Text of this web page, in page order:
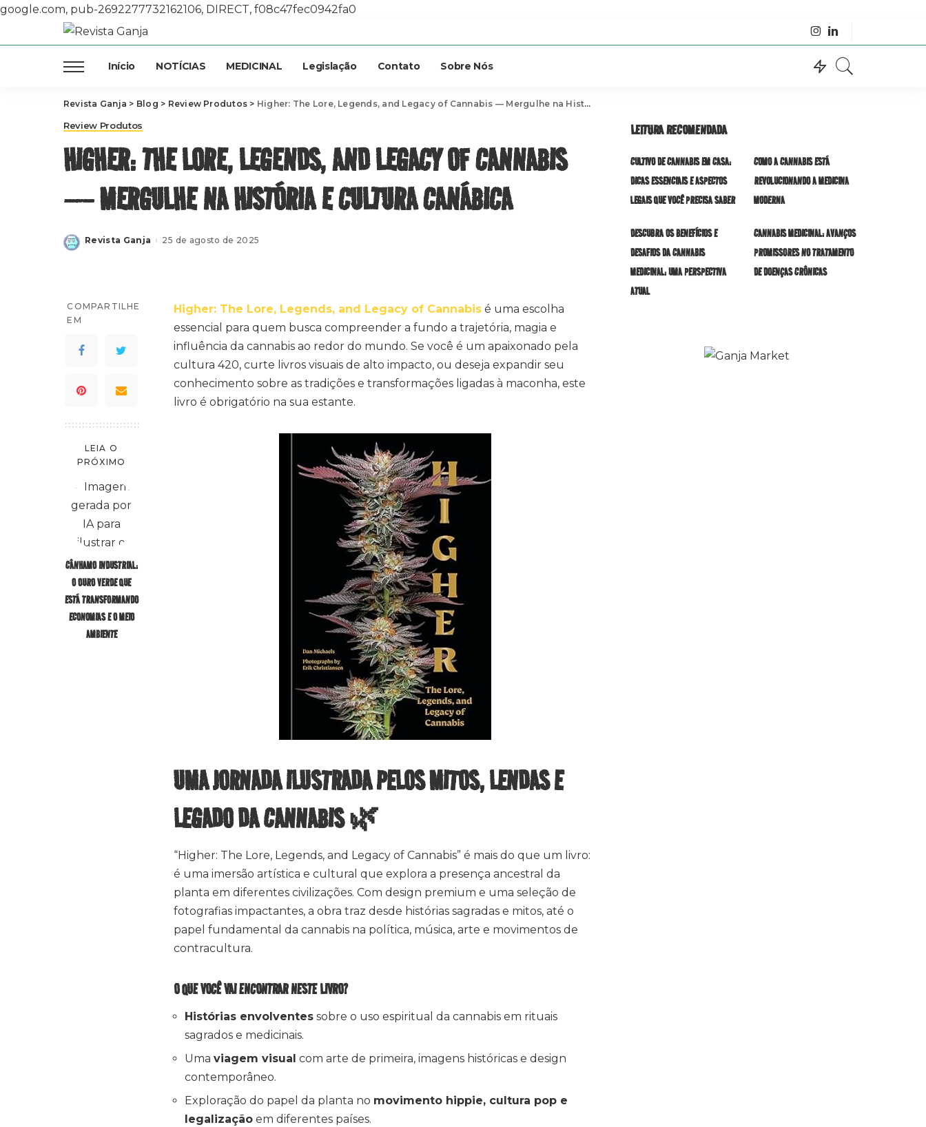
google.com, pub-2692277732162106, DIRECT, f08c47fec0942fa0
Início NOTÍCIAS MEDICINAL Legislação Contato Sobre Nós
Revista Ganja > Blog > Review Produtos > Higher: The Lore, Legends, and Legacy of Cannabis — Mergulhe na História e Cultura Canábica
Review Produtos
HIGHER: THE LORE, LEGENDS, AND LEGACY OF CANNABIS
— MERGULHE NA HISTÓRIA E CULTURA CANÁBICA
Posted
Revista Ganja 25 de agosto de 2025
COMPARTILHE
EM
LEIA O
PRÓXIMO
CÂNHAMO INDUSTRIAL:
O OURO VERDE QUE
ESTÁ TRANSFORMANDO
ECONOMIAS E O MEIO
AMBIENTE
Higher: The Lore, Legends, and Legacy of Cannabis é uma escolha
essencial para quem busca compreender a fundo a trajetória, magia e
influência da cannabis ao redor do mundo. Se você é um apaixonado pela
cultura 420, curte livros visuais de alto impacto, ou deseja expandir seu
conhecimento sobre as tradições e transformações ligadas à maconha, este
livro é obrigatório na sua estante.
UMA JORNADA ILUSTRADA PELOS MITOS, LENDAS E
LEGADO DA CANNABIS 🌿
“Higher: The Lore, Legends, and Legacy of Cannabis” é mais do que um livro:
é uma imersão artística e cultural que explora a presença ancestral da
planta em diferentes civilizações. Com design premium e uma seleção de
fotografias impactantes, a obra traz desde histórias sagradas e mitos, até o
papel fundamental da cannabis na política, música, arte e movimentos de
contracultura.
O QUE VOCÊ VAI ENCONTRAR NESTE LIVRO?
Histórias envolventes sobre o uso espiritual da cannabis em rituais
sagrados e medicinais.
Uma viagem visual com arte de primeira, imagens históricas e design
contemporâneo.
Exploração do papel da planta no movimento hippie, cultura pop e
legalização em diferentes países.
LEITURA RECOMENDADA
CULTIVO DE CANNABIS EM CASA:
DICAS ESSENCIAIS E ASPECTOS
LEGAIS QUE VOCÊ PRECISA SABER
COMO A CANNABIS ESTÁ
REVOLUCIONANDO A MEDICINA
MODERNA
DESCUBRA OS BENEFÍCIOS E
DESAFIOS DA CANNABIS
MEDICINAL: UMA PERSPECTIVA
ATUAL
CANNABIS MEDICINAL: AVANÇOS
PROMISSORES NO TRATAMENTO
DE DOENÇAS CRÔNICAS